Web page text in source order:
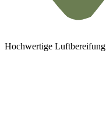
Hochwertige Luftbereifung